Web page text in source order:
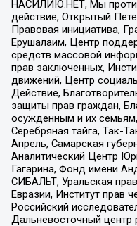
НАСИЛИЮ.НЕТ, Мы
действие, Открытый
Правовая инициатива,
Ерушалаим, Центр
средств массовой
прав заключенных,
движений, Центр
Действие,
защиты прав граждан,
осужденным и их
Серебряная тайга, Так-
Апрель, Самарская
Аналитический Центр
Гагарина, Фонд имени
СИБАЛЬТ, Уральская
Евразии, Институт прав
Российский
Дальневосточный центр